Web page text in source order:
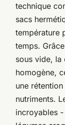
technique
sacs
température
temps.
sous vide, la
homogène,
une
nutriments.
incroyables